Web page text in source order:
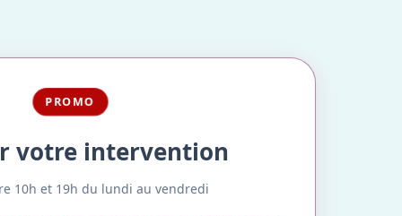
PROMO
votre intervention
10h et 19h du lundi au vendredi